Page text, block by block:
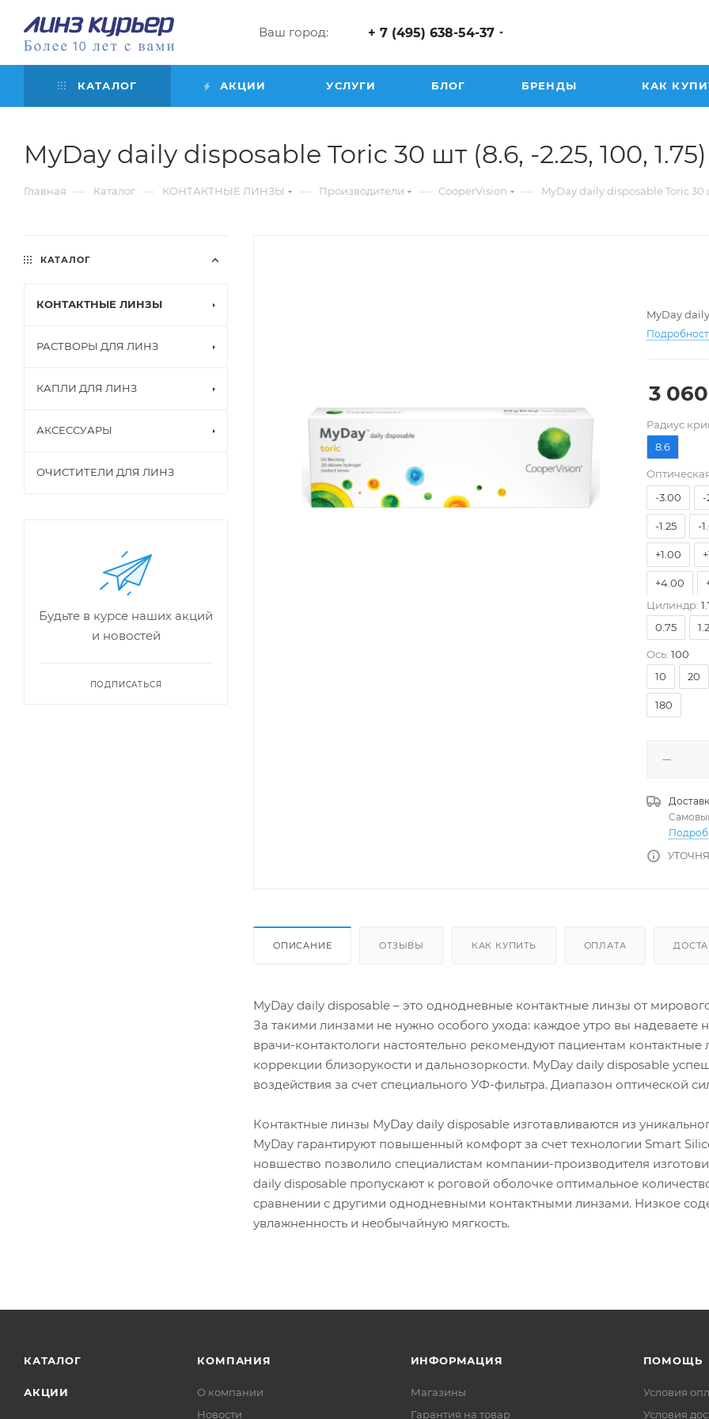
Ваш город: + 7 (495) 638-54-37
КАТАЛОГ АКЦИИ УСЛУГИ БЛОГ БРЕНДЫ КАК
MyDay daily disposable Toric 30 шт (8.6, -2.25, 100, 1.75)
Главная — Каталог — КОНТАКТНЫЕ ЛИНЗЫ — Производители — CooperVision — MyDay daily disposable Toric 30
MyDay
3 060
Pадиус
8.6-7.00
-3.00 -
-1.25 -
+1.00
+4.00
Цилиндр:
0.75
Ось: 100
10
20
180
ОПИСАНИЕ ОТЗЫВЫ КАК КУПИТЬ ОПЛАТА
MyDay daily disposable – это однодневные контактные линзы от
За такими линзами не нужно особого ухода: каждое утро вы надеваете
врачи-контактологи настоятельно рекомендуют пациентам
коррекции близорукости и дальнозоркости. MyDay daily disposable
воздействия за счет специального УФ-фильтра. Диапазон оптической
Контактные линзы MyDay daily disposable изготавливаются из
MyDay гарантируют повышенный комфорт за счет технологии Smart
новшество позволило специалистам компании-производителя
daily disposable пропускают к роговой оболочке оптимальное
сравнении с другими однодневными контактными линзами. Низкое
увлажненность и необычайную мягкость.
КАТАЛОГ
КОНТАКТНЫЕ ЛИНЗЫ
РАСТВОРЫ ДЛЯ ЛИНЗ
КАПЛИ ДЛЯ ЛИНЗ
АКСЕССУАРЫ
ОЧИСТИТЕЛИ ДЛЯ ЛИНЗ
Будьте в курсе наших акций
и новостей
ПОДПИСАТЬСЯ
КАТАЛОГ
АКЦИИ
КОМПАНИЯ
О компании
Новости
ИНФОРМАЦИЯ
Магазины
Гарантия на товар
ПОМОЩЬ
Условия
Условия